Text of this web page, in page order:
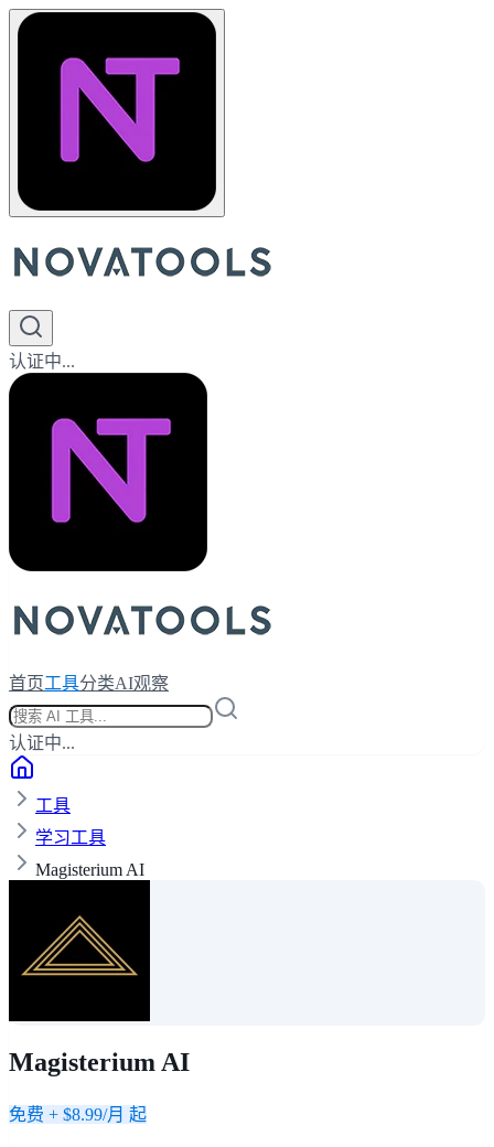
认证中...
首页工具分类AI观察
认证中...
工具
学习工具
Magisterium AI
Magisterium AI
免费 + $8.99/月 起